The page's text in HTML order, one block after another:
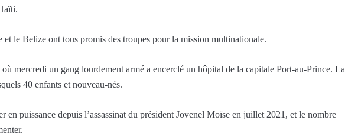
le Belize ont tous promis des troupes pour la mission multinationale.
mercredi un gang lourdement armé a encerclé un hôpital de la capitale Port-au-Prince. La
40 enfants et nouveau-nés.
en puissance depuis l’assassinat du président Jovenel Moïse en juillet 2021, et le nombre